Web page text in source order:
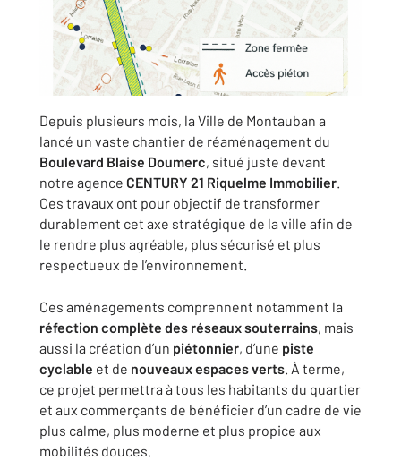
Depuis plusieurs mois, la Ville de Montauban a
lancé un vaste chantier de réaménagement du
Boulevard Blaise Doumerc, situé juste devant
notre agence CENTURY 21 Riquelme Immobilier.
Ces travaux ont pour objectif de transformer
durablement cet axe stratégique de la ville afin de
le rendre plus agréable, plus sécurisé et plus
respectueux de l’environnement.
Ces aménagements comprennent notamment la
réfection complète des réseaux souterrains, mais
aussi la création d’un piétonnier, d’une piste
cyclable et de nouveaux espaces verts. À terme,
ce projet permettra à tous les habitants du quartier
et aux commerçants de bénéficier d’un cadre de vie
plus calme, plus moderne et plus propice aux
mobilités douces.